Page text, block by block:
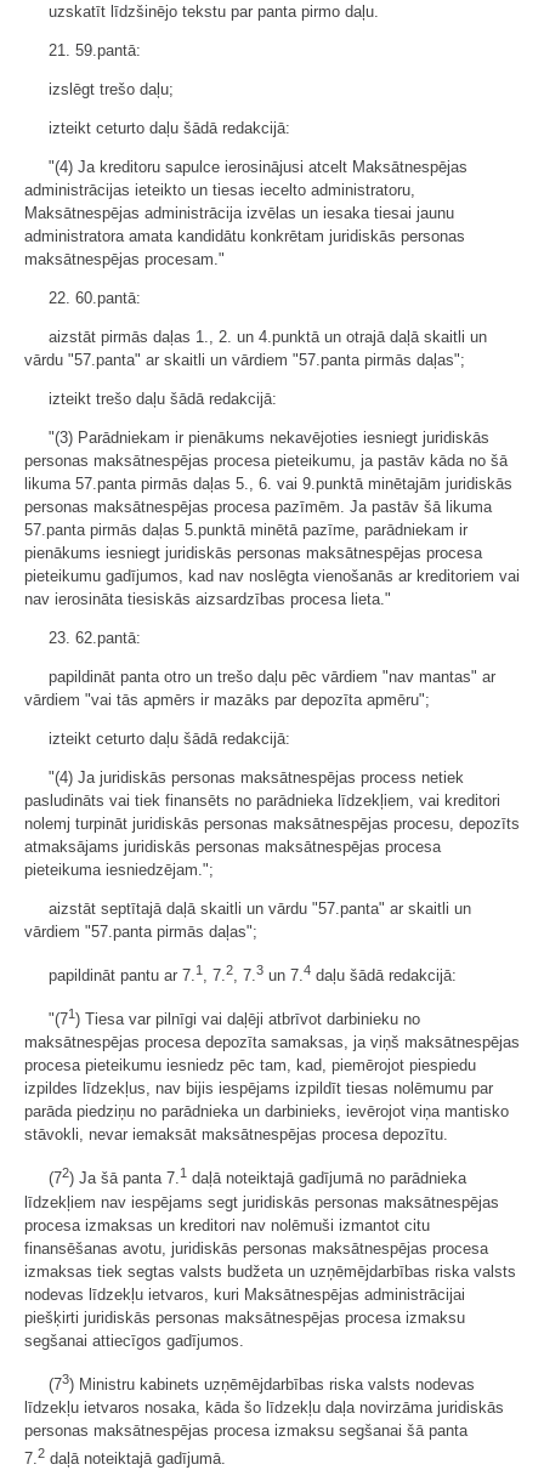
uzskatīt līdzšinējo tekstu par panta pirmo daļu.
21. 59.pantā:
izslēgt trešo daļu;
izteikt ceturto daļu šādā redakcijā:
"(4) Ja kreditoru sapulce ierosinājusi atcelt Maksātnespējas
administrācijas ieteikto un tiesas iecelto administratoru,
Maksātnespējas administrācija izvēlas un iesaka tiesai jaunu
administratora amata kandidātu konkrētam juridiskās personas
maksātnespējas procesam."
22. 60.pantā:
aizstāt pirmās daļas 1., 2. un 4.punktā un otrajā daļā skaitli un
vārdu "57.panta" ar skaitli un vārdiem "57.panta pirmās daļas";
izteikt trešo daļu šādā redakcijā:
"(3) Parādniekam ir pienākums nekavējoties iesniegt juridiskās
personas maksātnespējas procesa pieteikumu, ja pastāv kāda no šā
likuma 57.panta pirmās daļas 5., 6. vai 9.punktā minētajām juridiskās
personas maksātnespējas procesa pazīmēm. Ja pastāv šā likuma
57.panta pirmās daļas 5.punktā minētā pazīme, parādniekam ir
pienākums iesniegt juridiskās personas maksātnespējas procesa
pieteikumu gadījumos, kad nav noslēgta vienošanās ar kreditoriem vai
nav ierosināta tiesiskās aizsardzības procesa lieta."
23. 62.pantā:
papildināt panta otro un trešo daļu pēc vārdiem "nav mantas" ar
vārdiem "vai tās apmērs ir mazāks par depozīta apmēru";
izteikt ceturto daļu šādā redakcijā:
"(4) Ja juridiskās personas maksātnespējas process netiek
pasludināts vai tiek finansēts no parādnieka līdzekļiem, vai kreditori
nolemj turpināt juridiskās personas maksātnespējas procesu, depozīts
atmaksājams juridiskās personas maksātnespējas procesa
pieteikuma iesniedzējam.";
aizstāt septītajā daļā skaitli un vārdu "57.panta" ar skaitli un
vārdiem "57.panta pirmās daļas";
papildināt pantu ar 7. 1 , 7. 2 , 7. 3 un 7. 4 daļu šādā redakcijā:
"(71) Tiesa var pilnīgi vai daļēji atbrīvot darbinieku no
maksātnespējas procesa depozīta samaksas, ja viņš maksātnespējas
procesa pieteikumu iesniedz pēc tam, kad, piemērojot piespiedu
izpildes līdzekļus, nav bijis iespējams izpildīt tiesas nolēmumu par
parāda piedziņu no parādnieka un darbinieks, ievērojot viņa mantisko
stāvokli, nevar iemaksāt maksātnespējas procesa depozītu.
(72) Ja šā panta 7.1 daļā noteiktajā gadījumā no parādnieka
līdzekļiem nav iespējams segt juridiskās personas maksātnespējas
procesa izmaksas un kreditori nav nolēmuši izmantot citu
finansēšanas avotu, juridiskās personas maksātnespējas procesa
izmaksas tiek segtas valsts budžeta un uzņēmējdarbības riska valsts
nodevas līdzekļu ietvaros, kuri Maksātnespējas administrācijai
piešķirti juridiskās personas maksātnespējas procesa izmaksu
segšanai attiecīgos gadījumos.
(73) Ministru kabinets uzņēmējdarbības riska valsts nodevas
līdzekļu ietvaros nosaka, kāda šo līdzekļu daļa novirzāma juridiskās
personas maksātnespējas procesa izmaksu segšanai šā panta
7.2 daļā noteiktajā gadījumā.